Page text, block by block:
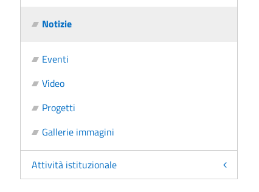
Notizie
Eventi
Video
Progetti
Gallerie immagini
Attività istituzionale